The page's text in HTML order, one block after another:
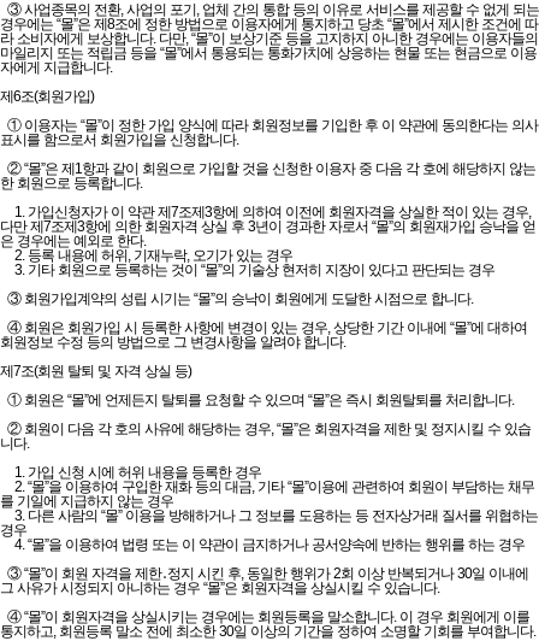
③ 사업종목의 전환, 사업의 포기, 업체 간의 통합 등의 이유로 서비스를 제공할 수 없게 되는
경우에는 “몰”은 제8조에 정한 방법으로 이용자에게 통지하고 당초 “몰”에서 제시한 조건에 따
라 소비자에게 보상합니다. 다만, “몰”이 보상기준 등을 고지하지 아니한 경우에는 이용자들의
마일리지 또는 적립금 등을 “몰”에서 통용되는 통화가치에 상응하는 현물 또는 현금으로 이용
자에게 지급합니다.
제6조(회원가입)
① 이용자는 “몰”이 정한 가입 양식에 따라 회원정보를 기입한 후 이 약관에 동의한다는 의사
표시를 함으로서 회원가입을 신청합니다.
② “몰”은 제1항과 같이 회원으로 가입할 것을 신청한 이용자 중 다음 각 호에 해당하지 않는
한 회원으로 등록합니다.
1. 가입신청자가 이 약관 제7조제3항에 의하여 이전에 회원자격을 상실한 적이 있는 경우,
다만 제7조제3항에 의한 회원자격 상실 후 3년이 경과한 자로서 “몰”의 회원재가입 승낙을 얻
은 경우에는 예외로 한다.
2. 등록 내용에 허위, 기재누락, 오기가 있는 경우
3. 기타 회원으로 등록하는 것이 “몰”의 기술상 현저히 지장이 있다고 판단되는 경우
③ 회원가입계약의 성립 시기는 “몰”의 승낙이 회원에게 도달한 시점으로 합니다.
④ 회원은 회원가입 시 등록한 사항에 변경이 있는 경우, 상당한 기간 이내에 “몰”에 대하여
회원정보 수정 등의 방법으로 그 변경사항을 알려야 합니다.
제7조(회원 탈퇴 및 자격 상실 등)
① 회원은 “몰”에 언제든지 탈퇴를 요청할 수 있으며 “몰”은 즉시 회원탈퇴를 처리합니다.
② 회원이 다음 각 호의 사유에 해당하는 경우, “몰”은 회원자격을 제한 및 정지시킬 수 있습
니다.
1. 가입 신청 시에 허위 내용을 등록한 경우
2. “몰”을 이용하여 구입한 재화 등의 대금, 기타 “몰”이용에 관련하여 회원이 부담하는 채무
를 기일에 지급하지 않는 경우
3. 다른 사람의 “몰” 이용을 방해하거나 그 정보를 도용하는 등 전자상거래 질서를 위협하는
경우
4. “몰”을 이용하여 법령 또는 이 약관이 금지하거나 공서양속에 반하는 행위를 하는 경우
③ “몰”이 회원 자격을 제한․정지 시킨 후, 동일한 행위가 2회 이상 반복되거나 30일 이내에
그 사유가 시정되지 아니하는 경우 “몰”은 회원자격을 상실시킬 수 있습니다.
④ “몰”이 회원자격을 상실시키는 경우에는 회원등록을 말소합니다. 이 경우 회원에게 이를
통지하고, 회원등록 말소 전에 최소한 30일 이상의 기간을 정하여 소명할 기회를 부여합니다.